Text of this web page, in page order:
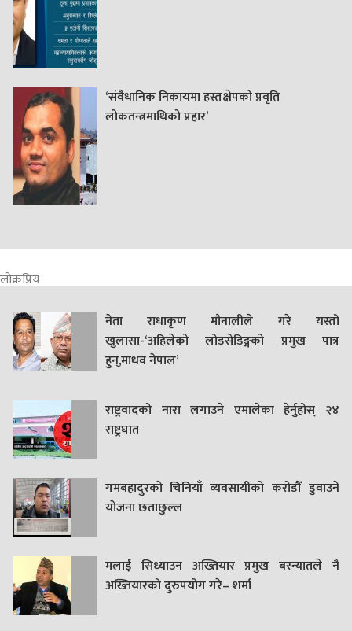
‘संवैधानिक निकायमा हस्तक्षेपको प्रवृति
लोकतन्त्रमाथिको प्रहार’
लोक्रप्रिय
नेता राधाकृण मौनालीले गरे यस्तो
खुलासा-‘अहिलेको लोडसेडिङ्गको प्रमुख पात्र
हुन्,माधव नेपाल’
राष्ट्रवादको नारा लगाउने एमालेका हेर्नुहोस् २४
राष्ट्रघात
गमबहादुरकाे चिनियाँ व्यवसायीको करोडौँ डुवाउने
याेजना छताछुल्ल
मलाई सिध्याउन अख्तियार प्रमुख बस्न्यातले नै
अख्तियारको दुरुपयोग गरे– शर्मा